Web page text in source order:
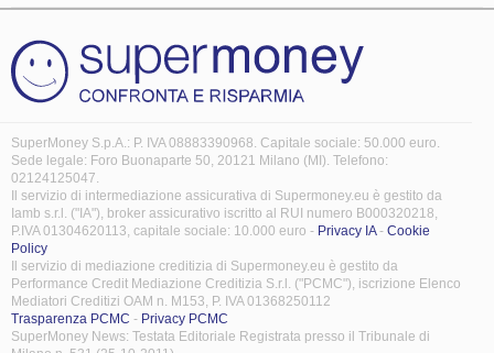
SuperMoney S.p.A.: P. IVA 08883390968. Capitale sociale: 50.000 euro.
Sede legale: Foro Buonaparte 50, 20121 Milano (MI). Telefono:
02124125047.
Il servizio di intermediazione assicurativa di Supermoney.eu è gestito da
Iamb s.r.l. ("IA"), broker assicurativo iscritto al RUI numero B000320218,
P.IVA 01304620113, capitale sociale: 10.000 euro - Privacy IA- Cookie
Policy
Il servizio di mediazione creditizia di Supermoney.eu è gestito da
Performance Credit Mediazione Creditizia S.r.l. ("PCMC"), iscrizione Elenco
Mediatori Creditizi OAM n. M153, P. IVA 01368250112
Trasparenza PCMC - Privacy PCMC
SuperMoney News: Testata Editoriale Registrata presso il Tribunale di